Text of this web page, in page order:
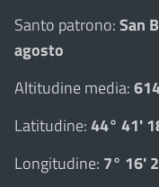
Santo patrono:San
agosto
Altitudine media:
Latitudine:44° 41'
Longitudine: 7° 16'